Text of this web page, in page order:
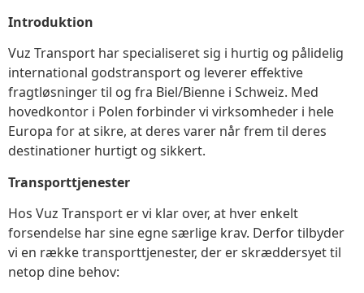
Introduktion
Vuz Transport har specialiseret sig i hurtig og pålidelig
international godstransport og leverer effektive
fragtløsninger til og fra Biel/Bienne i Schweiz. Med
hovedkontor i Polen forbinder vi virksomheder i hele
Europa for at sikre, at deres varer når frem til deres
destinationer hurtigt og sikkert.
Transporttjenester
Hos Vuz Transport er vi klar over, at hver enkelt
forsendelse har sine egne særlige krav. Derfor tilbyder
vi en række transporttjenester, der er skræddersyet til
netop dine behov: